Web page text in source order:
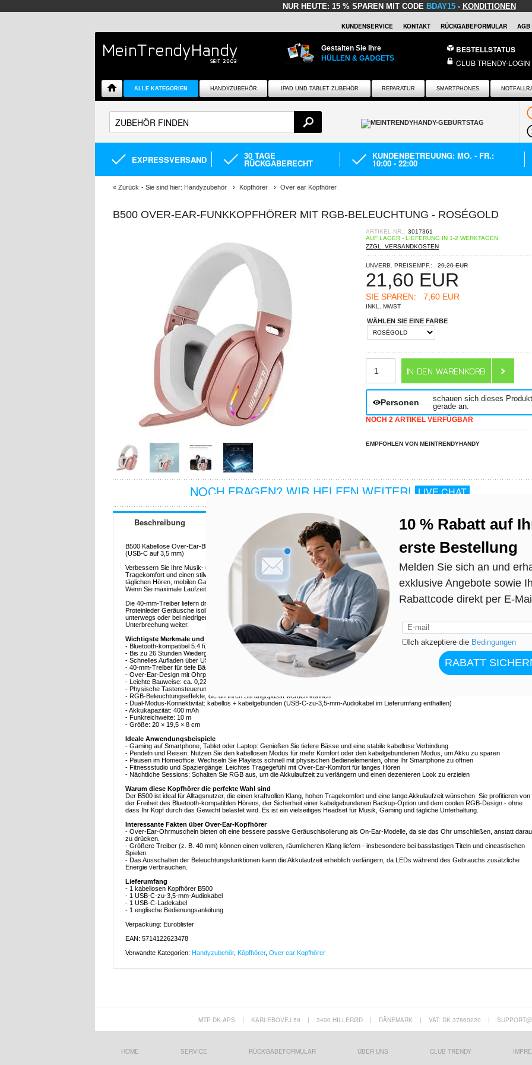
NUR HEUTE: 15 % SPAREN MIT CODE BDAY15- KONDITIONEN
KUNDENSERVICE KONTAKT RÜCKGABEFORMULAR AGB
Gestalten Sie Ihre
HÜLLEN & GADGETS
BESTELLSTATUS
CLUB TRENDY-LOGIN
ALLE KATEGORIEN HANDYZUBEHÖR IPAD UND TABLET ZUBEHÖR REPARATUR SMARTPHONES
EXPRESSVERSAND 30 TAGE
RÜCKGABERECHT
KUNDENBETREUUNG: MO. - FR.:
10:00 - 22:00
« Zurück - Sie sind hier: Handyzubehör Köpfhörer Over ear Kopfhörer
B500 OVER-EAR-FUNKKOPFHÖRER MIT RGB-BELEUCHTUNG - ROSÉGOLD
ARTIKEL-NR.: 3017361
AUF LAGER - LIEFERUNG IN 1-2 WERKTAGEN
ZZGL. VERSANDKOSTEN
UNVERB. PREISEMPF.: 29,20 EUR
21,60 EUR
SIE SPAREN: 7,60 EUR
INKL. MWST
WÄHLEN SIE EINE FARBE
Personen
schauen sich dieses Produkt
gerade an.
NOCH 2 ARTIKEL VERFÜGBAR
EMPFOHLEN VON MEINTRENDYHANDY
NOCH FRAGEN? WIR HELFEN WEITER! LIVE CHAT
Beschreibung
B500 Kabellose Over-Ear-Bluetooth-Kopfhörer mit RGB-Beleuchtung - 40-mm-Tieftöner, 26 Stunden Akkulaufzeit, kabelgebundener Modus
(USB-C auf 3,5 mm)
Verbessern Sie Ihre Musik- und Gaming-Sessions mit den kabellosen Over-Ear-Kopfhörern B500 - entwickelt für tiefe Bässe, ganztägigen
Tragekomfort und einen stilvollen RGB-Look. Dank Bluetooth 5.4 bleibt die Verbindung stabil und sorgt für einen gleichmäßigen Klang beim
täglichen Hören, mobilen Gaming und Streaming. Wenn Sie ein noch intensiveres Erlebnis wünschen, schalten Sie die RGB-Beleuchtung ein.
Wenn Sie maximale Laufzeit wünschen, schalten Sie die Beleuchtung aus und genießen Sie bis zu 26 Stunden Musik.
Die 40-mm-Treiber liefern druckvolle Bässe und klaren Klang für Action-Spiele, Filme und Playlists, während die weichen Ohrmuscheln aus
Proteinleder Geräusche isolieren und auch bei langen Spielsitzungen bequem bleiben. Bevorzugen Sie eine kabelgebundene Verbindung für
unterwegs oder bei niedrigem Akkustand? Schließen Sie das mitgelieferte USB-C-zu-3,5-mm-Audiokabel an und hören Sie ohne
Unterbrechung weiter.
Wichtigste Merkmale und Spezifikationen
- Bluetooth-kompatibel 5.4 für stabile Wireless-Leistung und verbesserte Reaktionsfähigkeit
- Bis zu 26 Stunden Wiedergabe bei ausgeschalteter RGB-Beleuchtung oder bis zu 14 Stunden bei eingeschalteter RGB-Beleuchtung
- Schnelles Aufladen über USB-C: ca. 2 Stunden bis zur vollständigen Aufladung
- 40-mm-Treiber für tiefe Bässe und beeindruckenden Klang
- Over-Ear-Design mit Ohrpolstern aus Proteinleder für Komfort und passive Geräuschisolierung
- Leichte Bauweise: ca. 0,222 kg für längeres Tragen
- Physische Tastensteuerung für schnelle Anpassungen von Lautstärke, Wiedergabe und Modus
- RGB-Beleuchtungseffekte, die an Ihren Stil angepasst werden können
- Dual-Modus-Konnektivität: kabellos + kabelgebunden (USB-C-zu-3,5-mm-Audiokabel im Lieferumfang enthalten)
- Akkukapazität: 400 mAh
- Funkreichweite: 10 m
- Größe: 20 × 19,5 × 8 cm
Ideale Anwendungsbeispiele
- Gaming auf Smartphone, Tablet oder Laptop: Genießen Sie tiefere Bässe und eine stabile kabellose Verbindung
- Pendeln und Reisen: Nutzen Sie den kabellosen Modus für mehr Komfort oder den kabelgebundenen Modus, um Akku zu sparen
- Pausen im Homeoffice: Wechseln Sie Playlists schnell mit physischen Bedienelementen, ohne Ihr Smartphone zu öffnen
- Fitnessstudio und Spaziergänge: Leichtes Tragegefühl mit Over-Ear-Komfort für langes Hören
- Nächtliche Sessions: Schalten Sie RGB aus, um die Akkulaufzeit zu verlängern und einen dezenteren Look zu erzielen
Warum diese Kopfhörer die perfekte Wahl sind
Der B500 ist ideal für Alltagsnutzer, die einen kraftvollen Klang, hohen Tragekomfort und eine lange Akkulaufzeit wünschen. Sie profitieren von
der Freiheit des Bluetooth-kompatiblen Hörens, der Sicherheit einer kabelgebundenen Backup-Option und dem coolen RGB-Design - ohne
dass Ihr Kopf durch das Gewicht belastet wird. Es ist ein vielseitiges Headset für Musik, Gaming und tägliche Unterhaltung.
Interessante Fakten über Over-Ear-Kopfhörer
- Over-Ear-Ohrmuscheln bieten oft eine bessere passive Geräuschisolierung als On-Ear-Modelle, da sie das Ohr umschließen, anstatt
zu drücken.
- Größere Treiber (z. B. 40 mm) können einen volleren, räumlicheren Klang liefern - insbesondere bei basslastigen Titeln und cineastischen
Spielen.
- Das Ausschalten der Beleuchtungsfunktionen kann die Akkulaufzeit erheblich verlängern, da LEDs während des Gebrauchs zusätzliche
Energie verbrauchen.
Lieferumfang
- 1 kabellosen Kopfhörer B500
- 1 USB-C-zu-3,5-mm-Audiokabel
- 1 USB-C-Ladekabel
- 1 englische Bedienungsanleitung
Verpackung: Euroblister
EAN: 5714122623478
Verwandte Kategorien: Handyzubehör, Köpfhörer, Over ear Kopfhörer
MTP DK APS | KARLEBOVEJ 59 | 3400 HILLERØD | DÄNEMARK | VAT: DK 37860220 |
HOME SERVICE RÜCKGABEFORMULAR ÜBER UNS CLUB TRENDY